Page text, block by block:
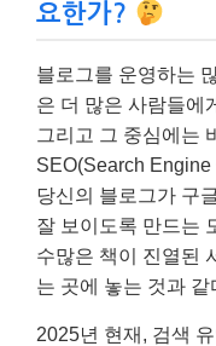
요한가?
블로그를 운영하는
은 더 많은 사람들에
그리고 그 중심에는
SEO(Search
당신의 블로그가 구
잘 보이도록 만드는
수많은 책이 진열된
는 곳에 놓는 것과
2025년 현재, 검색